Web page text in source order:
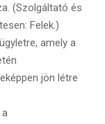
(Szolgáltató és
Felek.)
amely a
jön létre